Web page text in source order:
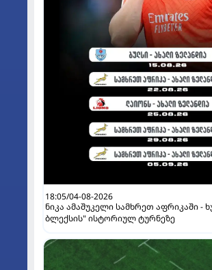
18:05/04-08-2026
ნიკა ამაშუკელი სამხრეთ აფრიკაში -
ბლექსის" ისტორიულ ტურნეზე